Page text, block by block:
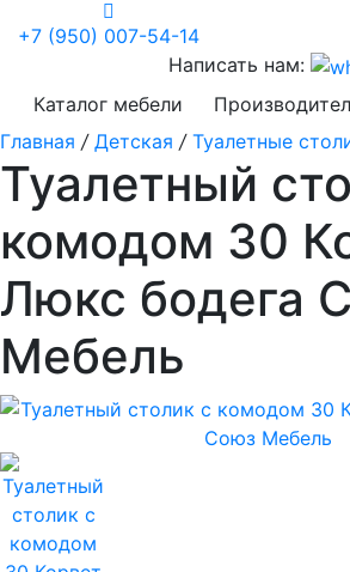
+7 (950) 007-54-14
Написать нам:
Каталог мебели
Главная / Детская / Туалетные
Туалетный
комодом 30
Люкс бодега
Мебель